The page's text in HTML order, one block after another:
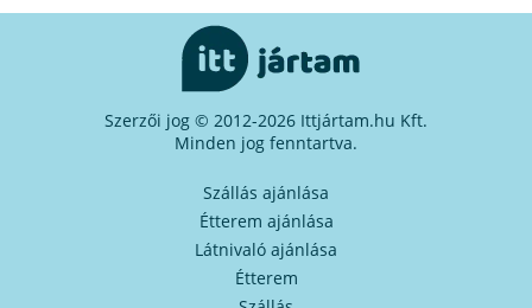
Szerzői jog © 2012-2026 Ittjártam.hu Kft.
Minden jog fenntartva.
Szállás ajánlása
Étterem ajánlása
Látnivaló ajánlása
Étterem